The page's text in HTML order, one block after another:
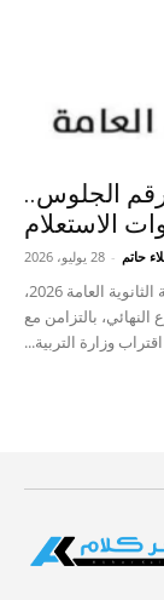
نتيجة الثانوية العامة 2026 برقم الجلوس..
الاستعلام
حاتم - 28 يوليو، 2026
يترقب طلاب الثانوية العامة وأولياء الأمور إعلان نتيجة الثانوية العامة 2026،
بالتزامن مع
اقتراب وزارة التربية...